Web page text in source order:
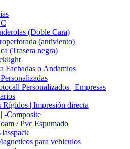
(Doble Cara)
(antiviento)
(Trasera negra)
Fachadas o Andamios
Personalizados | Empresas
Rígidos | Impresión directa
-Composite
/ Pvc Espumado
para vehiculos